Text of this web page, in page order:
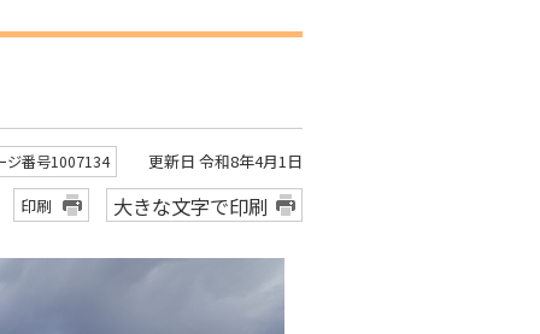
ジ番号1007134
更新日 令和8年4月1日
印刷
大きな文字で印刷